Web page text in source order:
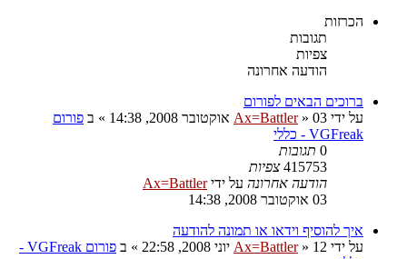
הכרזות
תגובות
צפיות
הודעה אחרונה
ברוכים הבאים לפורום
על ידי
Ax=Battler» 03 אוקטובר 2008, 14:38 » ב פורום
VGFreak - כללי
0 תגובות
415753 צפיות
הודעה אחרונה על ידיAx=Battler
03 אוקטובר 2008, 14:38
איך להוסיף וידאו או תמונה להודעה
על ידי
Ax=Battler» 12 יוני 2008, 22:58 » ב
פורום VGFreak -